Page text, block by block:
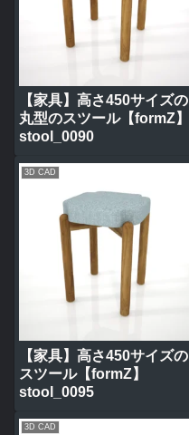
【家具】高さ450サイズの
丸型のスツール【formZ】
stool_0090
3D CAD
【家具】高さ450サイズの
スツール【formZ】
stool_0095
3D CAD